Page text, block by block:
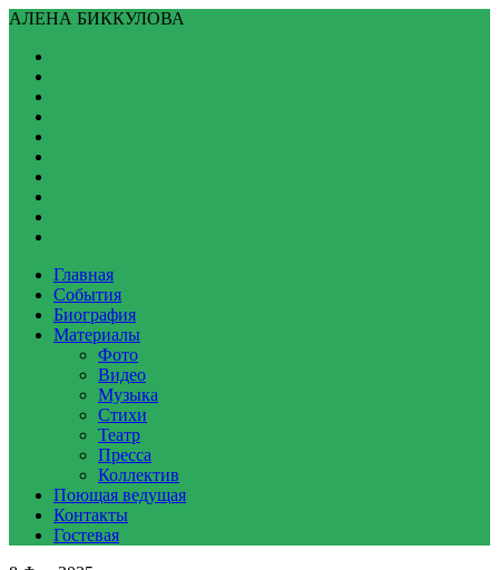
АЛЕНА БИККУЛОВА
Главная
События
Биография
Материалы
Фото
Видео
Музыка
Стихи
Театр
Пресса
Коллектив
Поющая ведущая
Контакты
Гостевая